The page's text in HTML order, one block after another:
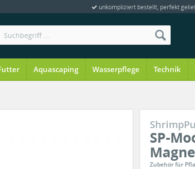
unkompliziert bestellt, perfekt
Aquascaping Wasserpflege Technik
SP-
Zubehör für